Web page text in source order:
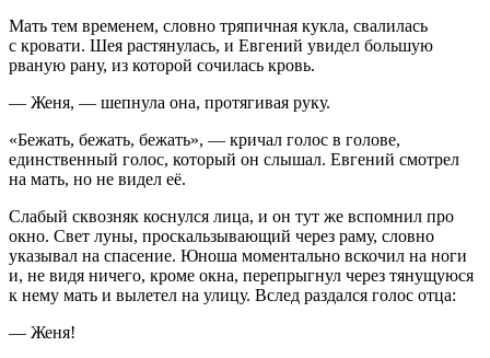
Мать тем временем, словно тряпичная кукла, свалилась
с кровати. Шея растянулась, и Евгений увидел большую
рваную рану, из которой сочилась кровь.
— Женя, — шепнула она, протягивая руку.
«Бежать, бежать, бежать», — кричал голос в голове,
единственный голос, который он слышал. Евгений смотрел
на мать, но не видел её.
Слабый сквозняк коснулся лица, и он тут же вспомнил про
окно. Свет луны, проскальзывающий через раму, словно
указывал на спасение. Юноша моментально вскочил на ноги
и, не видя ничего, кроме окна, перепрыгнул через тянущуюся
к нему мать и вылетел на улицу. Вслед раздался голос отца:
— Женя!